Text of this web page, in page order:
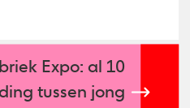
Expo: al 10
tussen jong